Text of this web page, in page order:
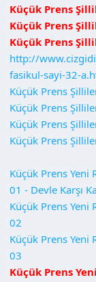
Küçük Prens
Küçük Prens
Küçük Prens
http://
fasikul-sayi-32-
Küçük Prens
Küçük Prens
Küçük Prens
Küçük Prens
Küçük Prens Yeni
01 - Devle Karşı
Küçük Prens Yeni
02
Küçük Prens Yeni
03
Küçük Prens